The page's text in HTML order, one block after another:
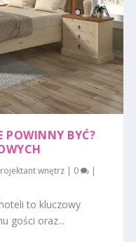
POWINNY BYĆ?
wnętrz| 0 |
to kluczowy
gości oraz...